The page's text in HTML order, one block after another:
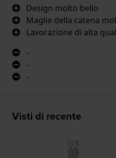
Design molto bello
Maglie della catena
Lavorazione di alta
-
-
-
Visti di recente